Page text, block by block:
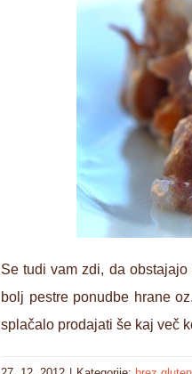
Se tudi vam zdi, da
bolj pestre ponudbe hrane
splačalo prodajati še kaj več